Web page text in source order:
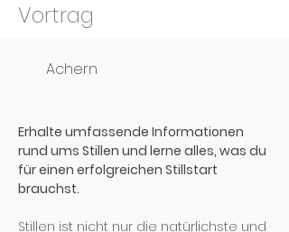
Vortrag
Achern
Erhalte umfassende Informationen
rund ums Stillen und lerne alles, was du
für einen erfolgreichen Stillstart
brauchst.
Stillen ist nicht nur die natürlichste und